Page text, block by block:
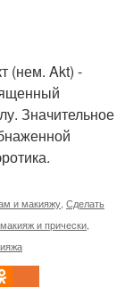
(нем. Akt) -
Значительное
и макияжу Сделать
и прически